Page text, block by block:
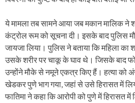
ये मामला तब सामने आया जब मकान मालिक ने
कंट्रोल रूम को सूचना दी। इसके बाद पुलिस
जायजा लिया। पुलिस ने बताया कि महिला
उसके शरीर पर चाकू के घाव थे। जिसके बाद
उन्होंने मौके से नमूने एकत्र किए हैं। हत्या को
खेडकर पुणे भाग गया, जहां से उसे हिरासत में
फातिमा ने कहा कि आरोपी को पुणे में हिरासत